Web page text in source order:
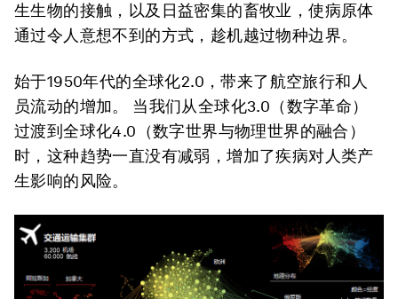
生生物的接触，以及日益密集的畜牧业，使病原体
通过令人意想不到的方式，趁机越过物种边界。
始于1950年代的全球化2.0，带来了航空旅行和人
员流动的增加。 当我们从全球化3.0（数字革命）
过渡到全球化4.0（数字世界与物理世界的融合）
时，这种趋势一直没有减弱，增加了疾病对人类产
生影响的风险。